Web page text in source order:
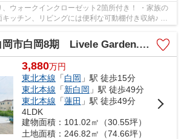
、ウォークインクローゼット2箇所付き！ ・家族の
ッチン、リビングには便利な可動棚付き収納♪ ・
どの商業施設が徒歩圏内...
市白岡8期 Livele Garden.S 新築戸建 全2棟 2号棟
3,880万円
東北本線 「白岡 」駅 徒歩15分
東北本線 「新白岡 」駅 徒歩49分
東北本線 「蓮田 」駅 徒歩49分
4LDK
建物面積：101.02㎡（30.55坪）
土地面積：246.82㎡（74.66坪）